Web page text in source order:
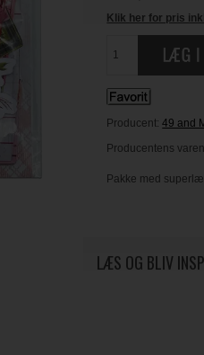
Klik her for pris
Producent:49 and
Producentens
Pakke med
LÆS OG BLIV